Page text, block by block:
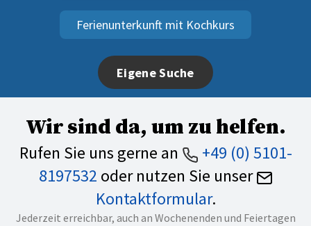
Ferienunterkunft mit Kochkurs
Eigene Suche
Wir sind da, um zu helfen.
Rufen Sie uns gerne an
+49 (0) 5101-
8197532 oder nutzen Sie unser
Kontaktformular.
Jederzeit erreichbar, auch an Wochenenden und Feiertagen